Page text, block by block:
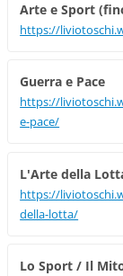
Arte e Sport
https://
Guerra e Pace
https://
e-pace/
L'Arte della
https://
della-lotta/
Lo Sport / Il